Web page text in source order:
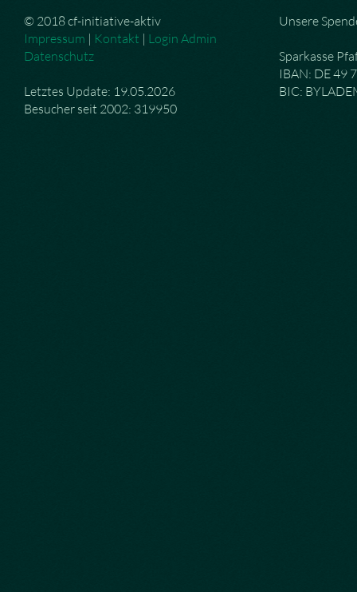
© 2018 cf-initiative-aktiv
Impressum | Kontakt | Login Admin
Datenschutz
Letztes Update: 19.05.2026
Besucher seit 2002: 319950
Unsere
Sparkasse
IBAN: DE 49
BIC: